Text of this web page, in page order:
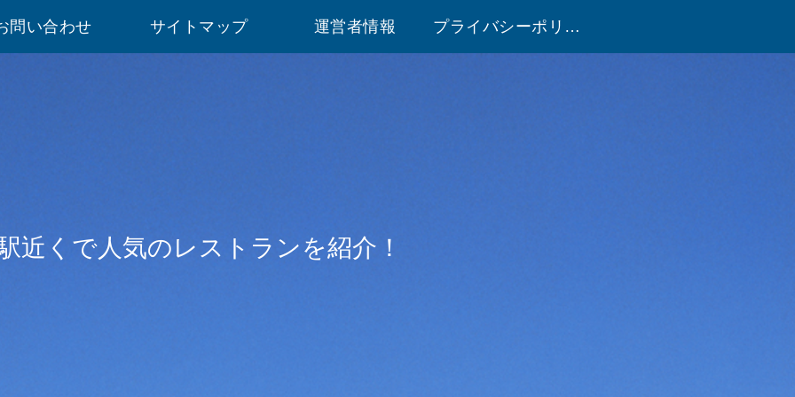
近くで人気のレストランを紹介！
問い合わせ サイトマップ 運営者情報 プライバシーポリシー